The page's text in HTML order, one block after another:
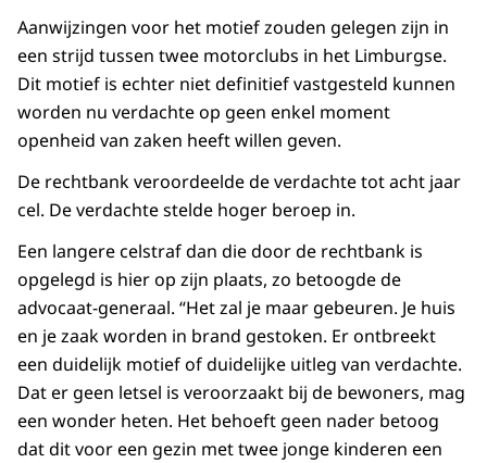
Aanwijzingen voor het motief zouden gelegen zijn in
een strijd tussen twee motorclubs in het Limburgse.
Dit motief is echter niet definitief vastgesteld kunnen
worden nu verdachte op geen enkel moment
openheid van zaken heeft willen geven.
De rechtbank veroordeelde de verdachte tot acht jaar
cel. De verdachte stelde hoger beroep in.
Een langere celstraf dan die door de rechtbank is
opgelegd is hier op zijn plaats, zo betoogde de
advocaat-generaal. “Het zal je maar gebeuren. Je huis
en je zaak worden in brand gestoken. Er ontbreekt
een duidelijk motief of duidelijke uitleg van verdachte.
Dat er geen letsel is veroorzaakt bij de bewoners, mag
een wonder heten. Het behoeft geen nader betoog
dat dit voor een gezin met twee jonge kinderen een